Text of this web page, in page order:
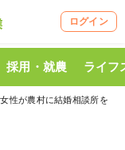
ログイン
採用・就農 ライフ
性が農村に結婚相談所を